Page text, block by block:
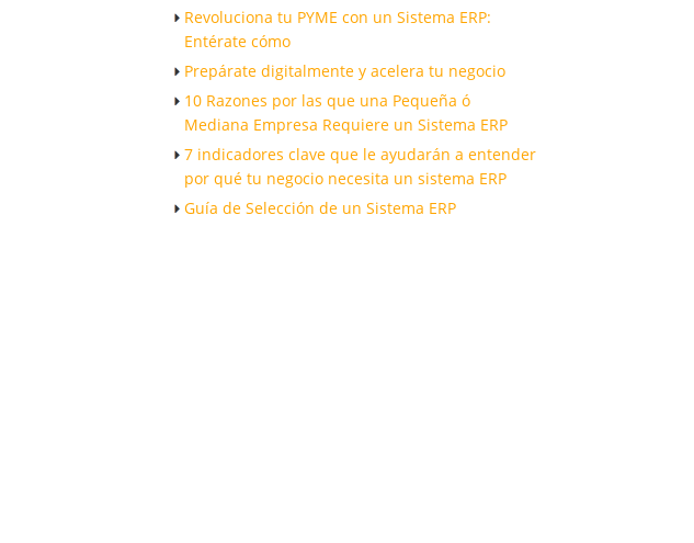
Revoluciona tu PYME con un Sistema ERP:
Entérate cómo
Prepárate digitalmente y acelera tu negocio
10 Razones por las que una Pequeña ó
Mediana Empresa Requiere un Sistema ERP
7 indicadores clave que le ayudarán a entender
por qué tu negocio necesita un sistema ERP
Guía de Selección de un Sistema ERP